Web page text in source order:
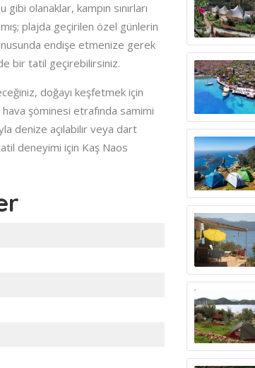
olanaklar, kampın sınırları
plajda geçirilen özel günlerin
endişe etmenize gerek
bir tatil geçirebilirsiniz.
doğayı keşfetmek için
şöminesi etrafında samimi
denize açılabilir veya dart
deneyimi için Kaş Naos